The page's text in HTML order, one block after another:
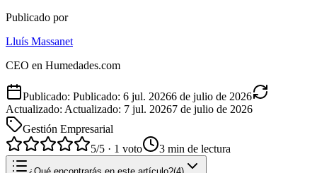
Publicado por
Lluís Massanet
CEO en Humedades.com
Publicado: Publicado: 6 jul. 20266 de julio de 2026
Actualizado: Actualizado: 7 jul. 20267 de julio de 2026
Gestión Empresarial
5/5 · 1 voto 3 min de lectura